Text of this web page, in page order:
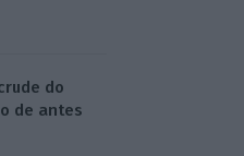
do
de antes